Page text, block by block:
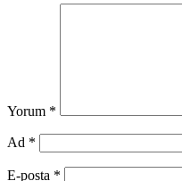
Yorum *
Ad *
E-posta *